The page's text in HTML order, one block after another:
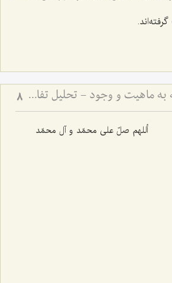
جعل و تعلق افاضه به ماهیت و وجود - تحلیل تفاوت جعل بسیط و مرکب در تصور و تصدیق 8
أللهم صلّ علی محمّد و آل محمّد